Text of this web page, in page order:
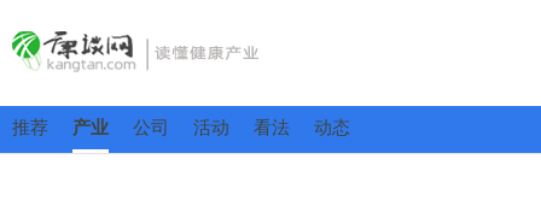
推荐 产业 公司 活动 看法 动态